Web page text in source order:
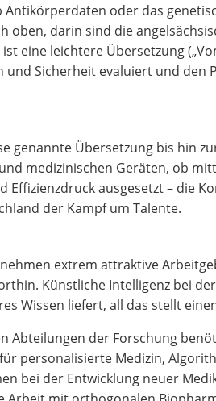
oder das
darin sind die
eine leichtere Übersetzung
Sicherheit evaluiert und den
genannte Übersetzung bis hin
medizinischen Geräten, ob
ausgesetzt – die
der Kampf um Talente.
extrem attraktive
Künstliche Intelligenz bei
Wissen liefert, all das stellt
der Forschung
personalisierte Medizin,
bei der Entwicklung neuer